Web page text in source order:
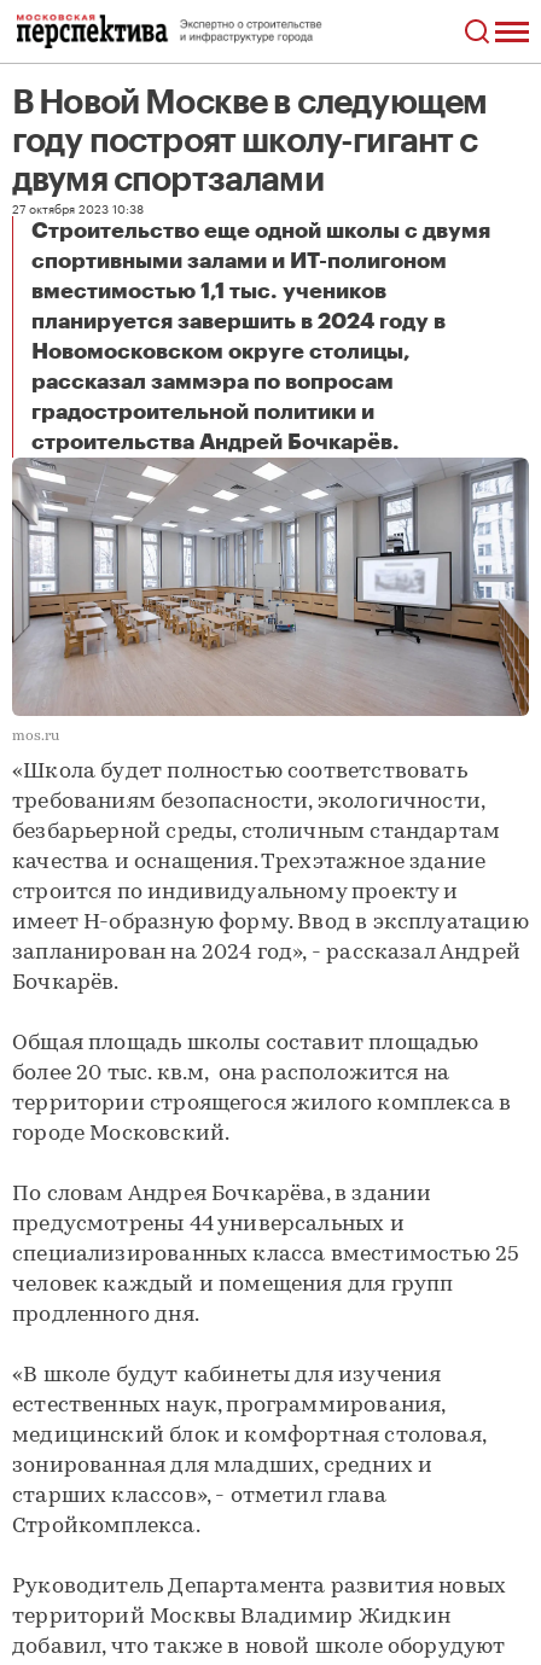
В Новой Москве в следующем
году построят школу-гигант с
двумя спортзалами
27 октября 2023 10:38
Строительство еще одной школы с двумя
спортивными залами и ИТ-полигоном
вместимостью 1,1 тыс. учеников
планируется завершить в 2024 году в
Новомосковском округе столицы,
рассказал заммэра по вопросам
градостроительной политики и
строительства Андрей Бочкарёв.
mos.ru
«Школа будет полностью соответствовать
требованиям безопасности, экологичности,
безбарьерной среды, столичным стандартам
качества и оснащения. Трехэтажное здание
строится по индивидуальному проекту и
имеет Н-образную форму. Ввод в эксплуатацию
запланирован на 2024 год», - рассказал Андрей
Бочкарёв.
Общая площадь школы составит площадью
более 20 тыс. кв.м, она расположится на
территории строящегося жилого комплекса в
городе Московский.
По словам Андрея Бочкарёва, в здании
предусмотрены 44 универсальных и
специализированных класса вместимостью 25
человек каждый и помещения для групп
продленного дня.
«В школе будут кабинеты для изучения
естественных наук, программирования,
медицинский блок и комфортная столовая,
зонированная для младших, средних и
старших классов», - отметил глава
Стройкомплекса.
Руководитель Департамента развития новых
территорий Москвы Владимир Жидкин
добавил, что также в новой школе оборудуют